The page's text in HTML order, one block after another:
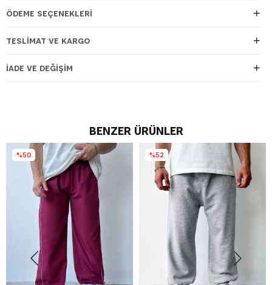
ÖDEME SEÇENEKLERI
TESLIMAT VE KARGO
İADE VE DEĞIŞIM
BENZER ÜRÜNLER
%50 %52